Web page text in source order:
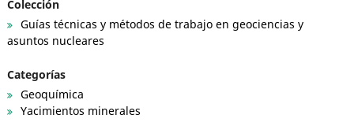
Colección
Guías técnicas y métodos de trabajo en geociencias y
asuntos nucleares
Categorías
Geoquímica
Yacimientos minerales